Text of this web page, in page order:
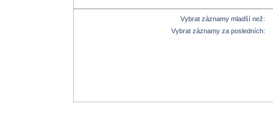
Vybrat záznamy mladší než:
Vybrat záznamy za posledních: